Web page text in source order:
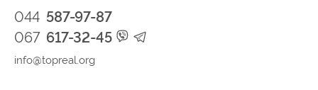
044 587-97-87
067 617-32-45
info@topreal.org